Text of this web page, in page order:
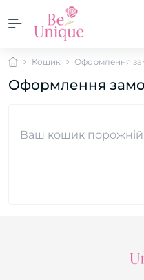
Кошик Оформлення
Оформлення
Ваш кошик